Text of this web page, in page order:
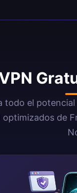
todo el
optimizados de